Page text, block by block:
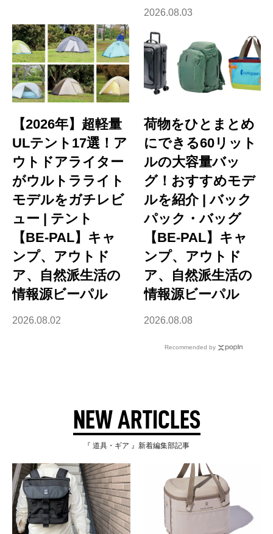
2026.08.03
【2026年】超軽量
ULテント17選！ア
ウトドアライター
がウルトラライト
モデルをガチレビ
ュー | テント
【BE-PAL】キャ
ンプ、アウトド
ア、自然派生活の
情報源ビーパル
2026.08.02
荷物をひとまとめ
にできる60リット
ルの大容量バッ
グ！おすすめモデ
ルを紹介 | バック
パック・バッグ
【BE-PAL】キャ
ンプ、アウトド
ア、自然派生活の
情報源ビーパル
2026.08.08
Recommended by
NEW ARTICLES
『 道具・ギア 』新着編集部記事